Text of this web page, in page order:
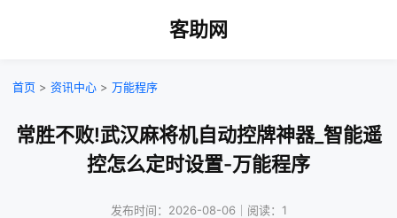
客助网
首页 > 资讯中心 > 万能程序
常胜不败!武汉麻将机自动控牌神器_智能遥
控怎么定时设置-万能程序
发布时间：2026-08-06｜阅读：1